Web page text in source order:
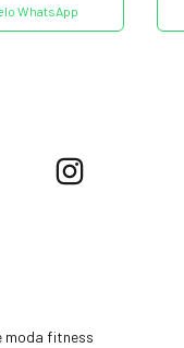
WhatsApp
moda fitness